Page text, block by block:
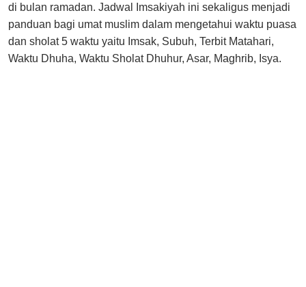
di bulan ramadan. Jadwal Imsakiyah ini sekaligus menjadi
panduan bagi umat muslim dalam mengetahui waktu puasa
dan sholat 5 waktu yaitu Imsak, Subuh, Terbit Matahari,
Waktu Dhuha, Waktu Sholat Dhuhur, Asar, Maghrib, Isya.